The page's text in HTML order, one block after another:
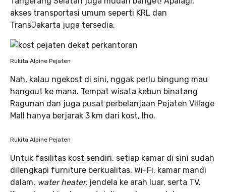
akses transportasi umum seperti KRL dan
TransJakarta juga tersedia.
Rukita Alpine Pejaten
Nah, kalau ngekost di sini, nggak perlu bingung mau
hangout ke mana. Tempat wisata kebun binatang
Ragunan dan juga pusat perbelanjaan Pejaten Village
Mall hanya berjarak 3 km dari kost, lho.
Rukita Alpine Pejaten
Untuk fasilitas kost sendiri, setiap kamar di sini sudah
dilengkapi furniture berkualitas, Wi-Fi, kamar mandi
dalam, water heater, jendela ke arah luar, serta TV.